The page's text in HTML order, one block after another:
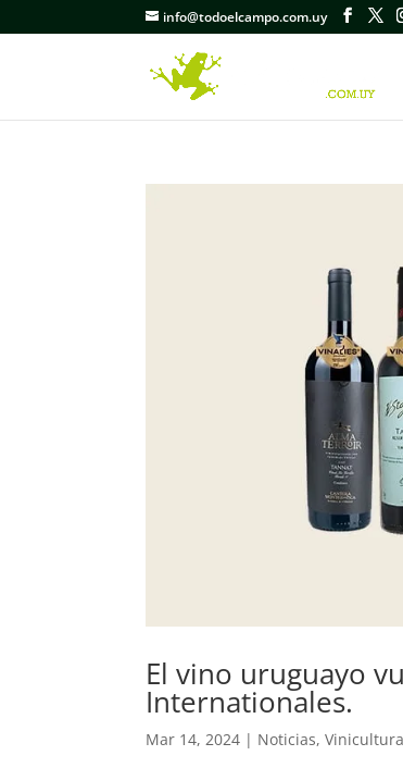
info@todoelcampo.com.uy
El vino uruguayo
Internationales.
Mar 14, 2024 | Noticias,Vinicultura